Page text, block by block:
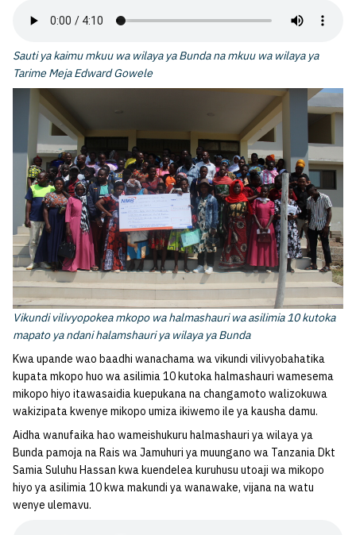
Sauti ya kaimu mkuu wa wilaya ya Bunda na mkuu wa wilaya ya
Tarime Meja Edward Gowele
Vikundi vilivyopokea mkopo wa halmashauri wa asilimia 10 kutoka
mapato ya ndani halamshauri ya wilaya ya Bunda
Kwa upande wao baadhi wanachama wa vikundi vilivyobahatika
kupata mkopo huo wa asilimia 10 kutoka halmashauri wamesema
mikopo hiyo itawasaidia kuepukana na changamoto walizokuwa
wakizipata kwenye mikopo umiza ikiwemo ile ya kausha damu.
Aidha wanufaika hao wameishukuru halmashauri ya wilaya ya
Bunda pamoja na Rais wa Jamuhuri ya muungano wa Tanzania Dkt
Samia Suluhu Hassan kwa kuendelea kuruhusu utoaji wa mikopo
hiyo ya asilimia 10 kwa makundi ya wanawake, vijana na watu
wenye ulemavu.